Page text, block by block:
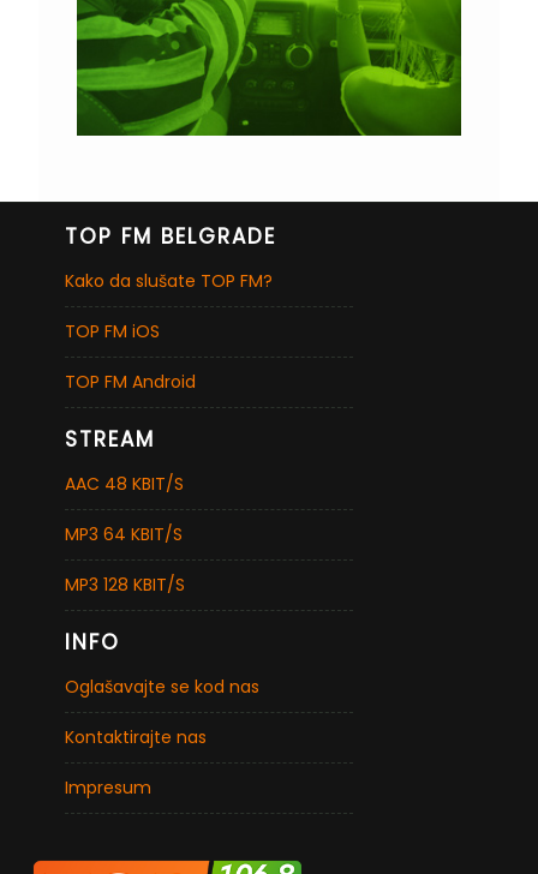
TOP FM BELGRADE
Kako da slušate TOP FM?
TOP FM iOS
TOP FM Android
STREAM
AAC 48 KBIT/S
MP3 64 KBIT/S
MP3 128 KBIT/S
INFO
Oglašavajte se kod nas
Kontaktirajte nas
Impresum